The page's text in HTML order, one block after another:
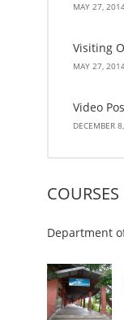
MAY 27,
Visiting
MAY 27,
Video
DECEMBER
COURSES
Department